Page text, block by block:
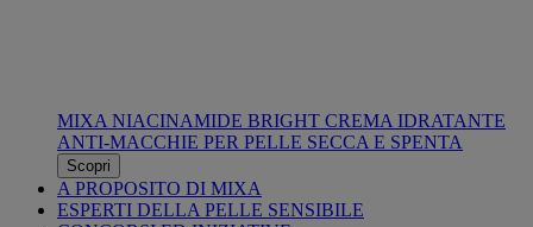
MIXA NIACINAMIDE BRIGHT CREMA IDRATANTE
ANTI-MACCHIE PER PELLE SECCA E SPENTA
Scopri
A PROPOSITO DI MIXA
ESPERTI DELLA PELLE SENSIBILE